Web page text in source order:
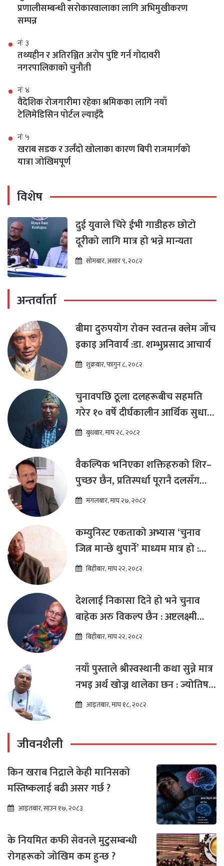
प्रणालीसम्बन्धी सरोकारवालाका लागि अभिमुखीकरण
सम्पन्न
नंः ३
तथ्यहीन र अतिरञ्जित अरोप पुष्टि गर्न गोदावरी
नगरपालिकाको चुनौती
नंः ४
वैदेशिक रोजगारीमा रहेका श्रमिकका लागि नयाँ
टेलिमेडिसिन पोर्टल ल्याइँदै
नंः ५
खराब सडक र उर्लँदो खोलाका कारण बिपी राजमार्गको
यात्रा जोखिमपूर्ण
विशेष
दुई युवाले चिरे ईभी गाडीहरु छोटो
दूरीको लागि मात्र हो भन्ने मान्यता
सोमबार, असार ९, २०८२
अन्तर्वार्ता
बीमा दुरुपयोग रोक्न स्वतन्त्र क्लेम जाँच
इकाइ अनिवार्य :डा. शम्भुप्रसाद आचार्य
शुक्रबार, फागुन ८, २०८२
चुनावपछि ठूला दलहरूबीच सहमति
गरेर १० वर्षे दीर्घकालीन आर्थिक सुधार
कार्यक्रम ल्याउनुपर्छ : हेमराज ढकाल
बुधबार, माघ २८, २०८२
वैकल्पिक भनिएका शक्तिहरुको शिर–
पुच्छर छैन, प्रतिस्पर्धा पूरानै दलसँग
हुन्छ : डा.प्रकाश शरण महत
मंगलबार, माघ २७, २०८२
कम्युनिस्ट एकताको अभ्यास ‘चुनाव
जित्न मान्छे थुपार्ने’ माध्यम मात्र हो :
विप्लव
बिहीबार, माघ २२, २०८२
देशलाई निकासा दिने हो भने चुनाव
बाहेक अरु विकल्प छैन : अष्टलक्ष्मी
शाक्यबिहीबार, माघ २२, २०८२
नयाँ पुस्ताले श्रीस्वस्थानी कथा सुन्ने मात्र
नभइ अर्थ खोज्न थालेका छन : ज्योतिष
तारा लोचन न्यौपाने
आइतबार, माघ १८, २०८२
जीवनशैली
किन खराब निद्राले केही मानिसको
मस्तिष्कलाई बढी असर गर्छ ?
आइतबार, साउन १७, २०८३
के नियमित कफी सेवनले मुटुसम्बन्धी
रोगहरूको जोखिम कम हुन्छ ?